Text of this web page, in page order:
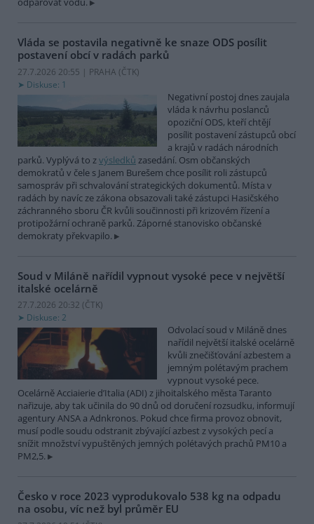
Vláda se postavila negativně ke snaze ODS posílit
postavení obcí v radách parků
27.7.2026 20:55 | PRAHA (ČTK)
Diskuse: 1
Negativní postoj dnes zaujala
vláda k návrhu poslanců
opoziční ODS, kteří chtějí
posílit postavení zástupců obcí
a krajů v radách národních
parků. Vyplývá to zvýsledků zasedání. Osm občanských
demokratů v čele s Janem Burešem chce posílit roli zástupců
samospráv při schvalování strategických dokumentů. Místa v
radách by navíc ze zákona obsazovali také zástupci Hasičského
záchranného sboru ČR kvůli součinnosti při krizovém řízení a
protipožární ochraně parků. Záporné stanovisko občanské
demokraty překvapilo.
Soud v Miláně nařídil vypnout vysoké pece v největší
italské ocelárně
27.7.2026 20:32 (ČTK)
Diskuse: 2
Odvolací soud v Miláně dnes
nařídil největší italské ocelárně
kvůli znečišťování azbestem a
jemným polétavým prachem
vypnout vysoké pece.
Ocelárně Acciaierie d’Italia (ADI) z jihoitalského města Taranto
nařizuje, aby tak učinila do 90 dnů od doručení rozsudku, informují
agentury ANSA a Adnkronos. Pokud chce firma provoz obnovit,
musí podle soudu odstranit zbývající azbest z vysokých pecí a
snížit množství vypuštěných jemných polétavých prachů PM10 a
PM2,5.
Česko v roce 2023 vyprodukovalo 538 kg na odpadu
na osobu, víc než byl průměr EU